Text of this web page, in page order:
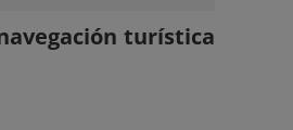
turística